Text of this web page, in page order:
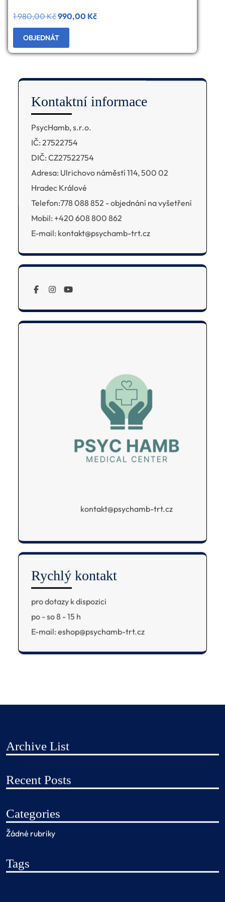
1 980,00KčPůvodní
cena
byla:
980,00 Kč.
990,00 KčAktuální
OBJEDNÁT
Kontaktní informace
PsycHamb, s.r.o.
IČ: 27522754
DIČ: CZ27522754
Adresa: Ulrichovo náměstí 114, 500 02
Hradec Králové
Telefon:778 088 852 - objednání na vyšetření
Mobil: +420 608 800 862
E-mail: kontakt@psychamb-trt.cz
kontakt@psychamb-trt.cz
Rychlý kontakt
pro dotazy k dispozici
po - so 8 - 15 h
E-mail: eshop@psychamb-trt.cz
Archive List
Recent Posts
Categories
Žádné rubriky
Tags